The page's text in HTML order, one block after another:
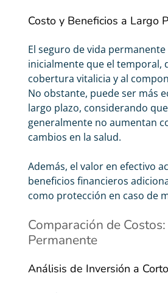
Costo y Beneficios a Largo
El seguro de vida
inicialmente que el temporal,
cobertura vitalicia y al
No obstante, puede ser más
largo plazo, considerando
generalmente no aumentan
cambios en la salud.
Además, el valor en efectivo
beneficios financieros
como protección en caso de
Comparación de
Permanente
Análisis de Inversión a